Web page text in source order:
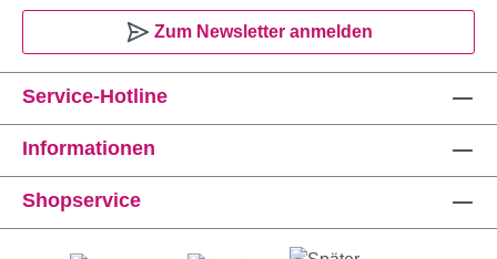
Service-Hotline
Informationen
Shopservice
Zum Newsletter anmelden